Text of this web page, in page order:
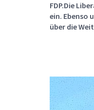
FDP.Die
ein. Ebenso
über die